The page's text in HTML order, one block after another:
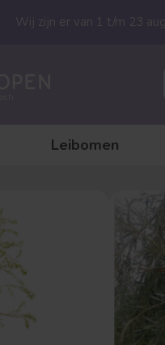
Leibomen
Wij zijn er van 1 t/m 23